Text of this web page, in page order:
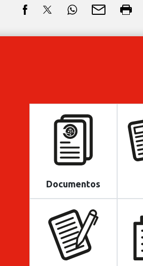
Documentos